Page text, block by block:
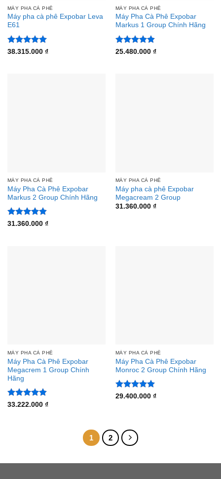
MÁY PHA CÀ PHÊ
Máy pha cà phê Expobar Leva
E61
Được xếp
38.315.000 ₫
MÁY PHA CÀ PHÊ
Máy Pha Cà Phê Expobar
Markus 1 Group Chính Hãng
Được xếp
25.480.000 ₫
MÁY PHA CÀ PHÊ
Máy Pha Cà Phê Expobar
Markus 2 Group Chính Hãng
Được xếp
31.360.000 ₫
MÁY PHA CÀ PHÊ
Máy pha cà phê Expobar
Megacream 2 Group
31.360.000 ₫
MÁY PHA CÀ PHÊ
Máy Pha Cà Phê Expobar
Megacrem 1 Group Chính
Hãng
Được xếp
33.222.000 ₫
MÁY PHA CÀ PHÊ
Máy Pha Cà Phê Expobar
Monroc 2 Group Chính Hãng
Được xếp
29.400.000 ₫
1 2